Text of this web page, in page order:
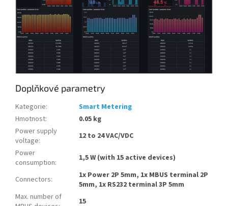
Doplňkové parametry
Kategorie:
Smart Metering
Hmotnost:
0.05 kg
Power supply
voltage:
12 to 24 VAC/VDC
Power
consumption: 1,5 W (with 15 active devices)
Connectors:
1x Power 2P 5mm, 1x MBUS terminal 2P
5mm, 1x RS232 terminal 3P 5mm
Max. number of
15